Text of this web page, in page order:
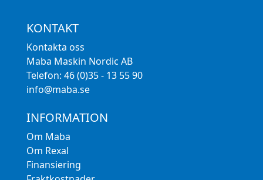
KONTAKT
Kontakta oss
Maba Maskin Nordic AB
Telefon: 46 (0)35 - 13 55 90
info@maba.se
INFORMATION
Om Maba
Om Rexal
Finansiering